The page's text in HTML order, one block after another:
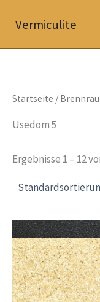
InhaltVermiculite
Startseite /
Usedom 5
Ergebnisse 1 – 12